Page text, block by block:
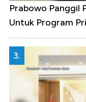
Prabowo Panggil
Untuk Program
3.